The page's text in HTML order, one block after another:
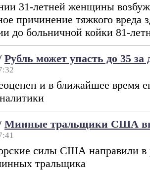
31-летней женщины
причинение тяжкого вреда
до больничной койки 81-
Рубль может упасть до 35 за
и в ближайшее время
Минные тральщики США
силы США направили в
тральщика